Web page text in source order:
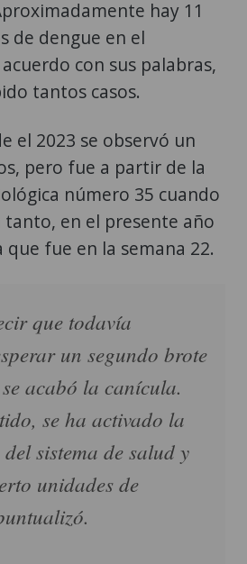
hay 11
de dengue en el
con sus palabras,
tantos casos.
el 2023 se observó un
pero fue a partir de la
número 35 cuando
tanto, en el presente año
que fue en la semana 22.
que todavía
un segundo brote
acabó la canícula.
se ha activado la
sistema de salud y
unidades de